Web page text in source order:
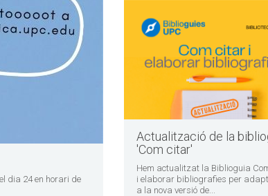
dia 24 en horari de
Actualització de la
'Com citar'
Hem actualitzat la Biblioguia
i elaborar bibliografies per
a la nova versió de...